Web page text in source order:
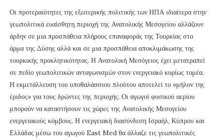
Οι προτεραιότητες της εξωτερικής πολιτικής των ΗΠΑ ιδιαίτερα στην
γεωπολιτικά ευαίσθητη περιοχή της Ανατολικής Μεσογείου αλλάζουν
άρδην σε μια προσπάθεια πλήρους επαναφοράς της Τουρκίας στο
άρμα της Δύσης αλλά και σε μια προσπάθεια αποκλιμάκωσης της
τουρκικής προκλητικότητας. Η Ανατολική Μεσόγειος έχει μετατραπεί
σε πεδίο γεωπολιτικών ανταγωνισμών στον ενεργειακό κυρίως τομέα.
Η εκμετάλλευση του υποθαλάσσιου πλούτου αποτελεί το «μήλον της
έριδος» για τους δρώντες της περιοχής. Οι αγωγοί φυσικού αερίου
μπορούν να καταστήσουν τις χώρες της Ανατολικής Μεσογείου
ενεργειακούς κόμβους. Η ενεργειακή διασύνδεση Ισραήλ, Κύπρου και
Ελλάδας μέσω του αγωγού East Med θα άλλαζε τις γεωπολιτικές